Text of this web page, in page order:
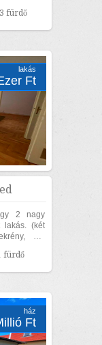
3 fürdő
lakás
Ft
2 nagy
ülő
fürdő
ház
Ft